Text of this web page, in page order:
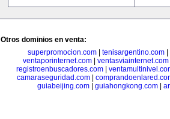
Otros dominios en venta:
superpromocion.com
tenisargentino.com
ventaporinternet.com
ventasviainternet.com
registroenbuscadores.com
camaraseguridad.com
guiabeijing.com
guiahongkong.com